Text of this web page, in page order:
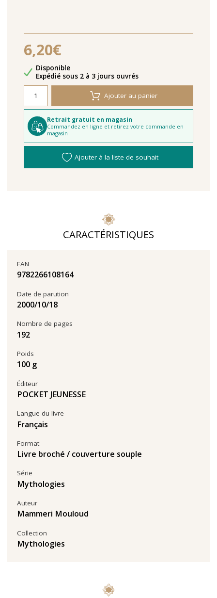
6,20€
Disponibilité
Disponible
Délais de livraison
Expédié sous 2 à 3 jours ouvrés
Ajouter au panier
Retrait gratuit en magasin
Commandez en ligne et retirez votre commande en
magasin
Ajouter à la liste de souhait
CARACTÉRISTIQUES
EAN
9782266108164
Date de parution
18‏/10‏/2000
Poids
100 g
Série
Mythologies
Nombre de pages
192
Auteur
Mammeri Mouloud
Collection
Mythologies
Langue du livre
Français
Format
Livre broché / couverture souple
Éditeur
POCKET JEUNESSE